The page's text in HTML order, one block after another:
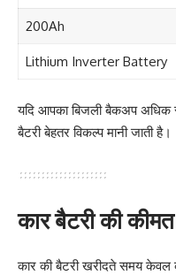
200Ah
Lithium Inverter Battery
यदि आपका बिजली बैकअप अधिक
बैटरी बेहतर विकल्प मानी जाती है।
कार बैटरी की कीमत
कार की बैटरी खरीदते समय केवल